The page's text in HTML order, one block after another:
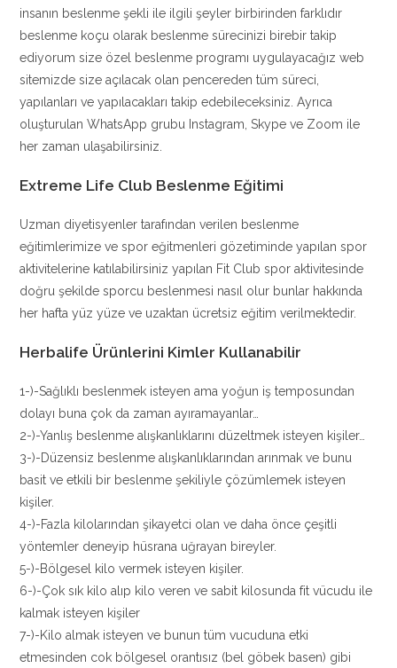
insanın beslenme şekli ile ilgili şeyler birbirinden farklıdır
beslenme koçu olarak beslenme sürecinizi birebir takip
ediyorum size özel beslenme programı uygulayacağız web
sitemizde size açılacak olan pencereden tüm süreci,
yapılanları ve yapılacakları takip edebileceksiniz. Ayrıca
oluşturulan WhatsApp grubu Instagram, Skype ve Zoom ile
her zaman ulaşabilirsiniz.
Extreme Life Club Beslenme Eğitimi
Uzman diyetisyenler tarafından verilen beslenme
eğitimlerimize ve spor eğitmenleri gözetiminde yapılan spor
aktivitelerine katılabilirsiniz yapılan Fit Club spor aktivitesinde
doğru şekilde sporcu beslenmesi nasıl olur bunlar hakkında
her hafta yüz yüze ve uzaktan ücretsiz eğitim verilmektedir.
Herbalife Ürünlerini Kimler Kullanabilir
1-)-Sağlıklı beslenmek isteyen ama yoğun iş temposundan
dolayı buna çok da zaman ayıramayanlar…
2-)-Yanlış beslenme alışkanlıklarını düzeltmek isteyen kişiler…
3-)-Düzensiz beslenme alışkanlıklarından arınmak ve bunu
basit ve etkili bir beslenme şekiliyle çözümlemek isteyen
kişiler.
4-)-Fazla kilolarından şikayetci olan ve daha önce çeşitli
yöntemler deneyip hüsrana uğrayan bireyler.
5-)-Bölgesel kilo vermek isteyen kişiler.
6-)-Çok sık kilo alıp kilo veren ve sabit kilosunda fit vücudu ile
kalmak isteyen kişiler
7-)-Kilo almak isteyen ve bunun tüm vucuduna etki
etmesinden cok bölgesel orantısız (bel göbek basen) gibi